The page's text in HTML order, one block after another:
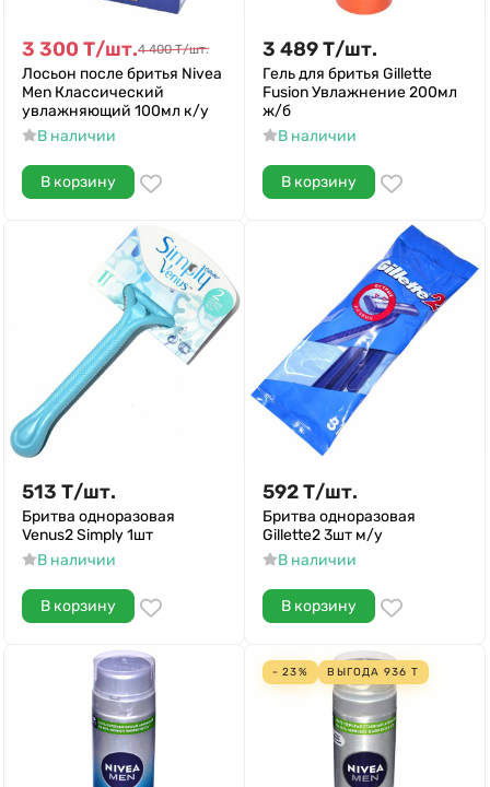
3 300 Т/шт.4 400 Т/шт.
Лосьон после бритья Nivea
Men Классический
увлажняющий 100мл к/у
В наличии
В корзину
3 489Т/шт.
Гель для бритья Gillette
Fusion Увлажнение 200мл
ж/б
В наличии
В корзину
513 Т/шт.
Бритва одноразовая
Venus2 Simply 1шт
В наличии
В корзину
592Т/шт.
Бритва одноразовая
Gillette2 3шт м/у
В наличии
В корзину
- 23% ВЫГОДА 936 Т